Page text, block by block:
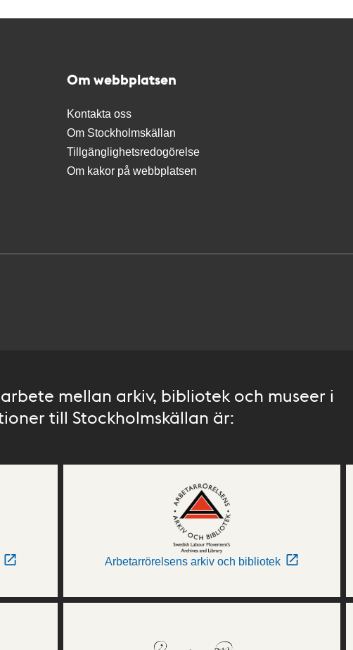
Om webbplatsen
Kontakta oss
Om Stockholmskällan
Tillgänglighetsredogörelse
Om kakor på webbplatsen
mellan arkiv, bibliotek och museer i
till Stockholmskällan är:
Arbetarrörelsens arkiv och bibliotek